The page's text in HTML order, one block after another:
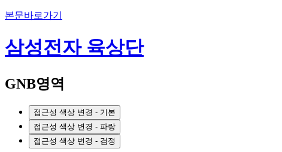
본문바로가기
삼성전자 육상단
GNB영역
접근성 색상 변경 - 기본
접근성 색상 변경 - 파랑
접근성 색상 변경 - 검정